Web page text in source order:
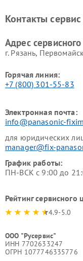
Контакты
Адрес
г. Рязань,
Горячая линия:
+7 (800) 301-55-83
Электронная почта:
info@panasonic-
для юридических
manager@fix-
График работы:
ПН-ВСК с 9:00 до
Рейтинг сервисного
4.9-5.0
ООО "Русервис"
ИНН 7702633247
ОГРН 1077746335776